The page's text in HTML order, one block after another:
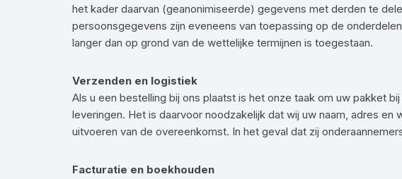
het kader daarvan (geanonimiseerde) gegevens met derden te
persoonsgegevens zijn eveneens van toepassing op de
langer dan op grond van de wettelijke termijnen is toegestaan.
Verzenden en logistiek
Als u een bestelling bij ons plaatst is het onze taak om uw pakket
leveringen. Het is daarvoor noodzakelijk dat wij uw naam, adres
uitvoeren van de overeenkomst. In het geval dat zij
Facturatie en boekhouden